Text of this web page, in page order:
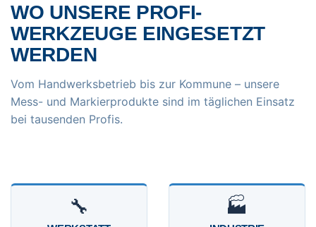
WO UNSERE PROFI-
WERKZEUGE EINGESETZT
WERDEN
Vom Handwerksbetrieb bis zur Kommune – unsere
Mess- und Markierprodukte sind im täglichen Einsatz
bei tausenden Profis.
🔧 🏭